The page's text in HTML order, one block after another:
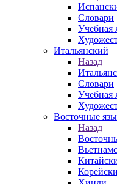
Словари
Учебная
Итальянский
Назад
Словари
Учебная
Восточные
Назад